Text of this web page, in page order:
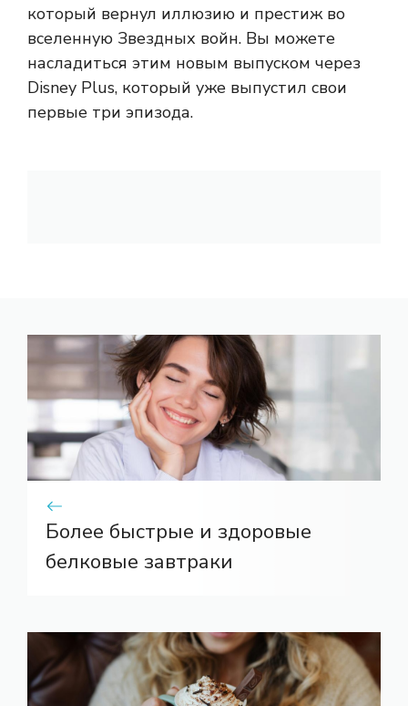
который вернул иллюзию и престиж во
вселенную Звездных войн. Вы можете
насладиться этим новым выпуском через
Disney Plus, который уже выпустил свои
первые три эпизода.
Более быстрые и здоровые
белковые завтраки